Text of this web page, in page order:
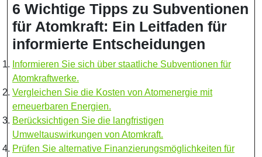
6 Wichtige Tipps zu Subventionen
für Atomkraft: Ein Leitfaden für
informierte Entscheidungen
Informieren Sie sich über staatliche Subventionen für
Atomkraftwerke.
Vergleichen Sie die Kosten von Atomenergie mit
erneuerbaren Energien.
Berücksichtigen Sie die langfristigen
Umweltauswirkungen von Atomkraft.
Prüfen Sie alternative Finanzierungsmöglichkeiten für